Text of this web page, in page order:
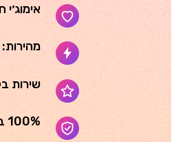
אימוג׳י
מהירות:
שירות
100% בטוח, ללא סיכון לחשבון